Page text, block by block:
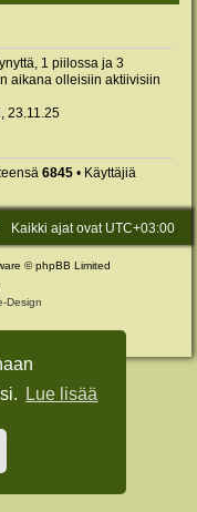
Lue lisää
1 piilossa ja 3
aikana olleisiin aktiivisiin
23.11.25
6845 • Käyttäjiä
Kaikki ajat ovat UTC+03:00
© phpBB Limited
Design